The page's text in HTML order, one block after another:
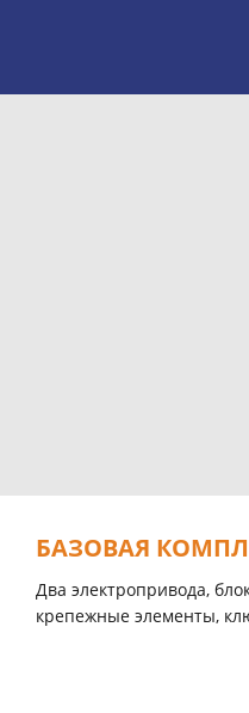
БАЗОВАЯ
Два электроприводa,
крепежные элементы,